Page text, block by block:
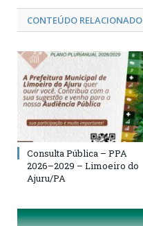
CONTEÚDO RELACIONADO
Consulta Pública – PPA
2026–2029 – Limoeiro do
Ajuru/PA